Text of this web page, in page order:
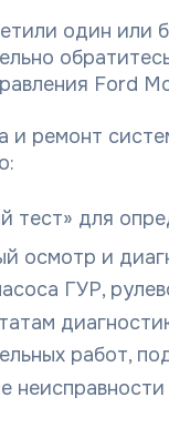
один или
Ford
и ремонт
тест» для
осмотр и
ГУР,
работ,